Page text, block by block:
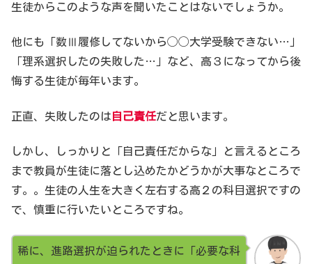
生徒からこのような声を聞いたことはないでしょうか。
他にも「数Ⅲ履修してないから◯◯大学受験できない…」
「理系選択したの失敗した…」など、高３になってから後
悔する生徒が毎年います。
正直、失敗したのは自己責任だと思います。
しかし、しっかりと「自己責任だからな」と言えるところ
まで教員が生徒に落とし込めたかどうかが大事なところで
す。。生徒の人生を大きく左右する高２の科目選択ですの
で、慎重に行いたいところですね。
稀に、進路選択が迫られたときに「必要な科